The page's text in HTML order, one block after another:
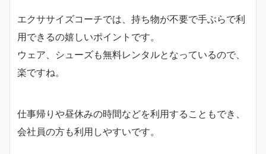
エクササイズコーチでは、持ち物が不要で手ぶらで利
用できるの嬉しいポイントです。
ウェア、シューズも無料レンタルとなっているので、
楽ですね。
仕事帰りや昼休みの時間などを利用することもでき、
会社員の方も利用しやすいです。